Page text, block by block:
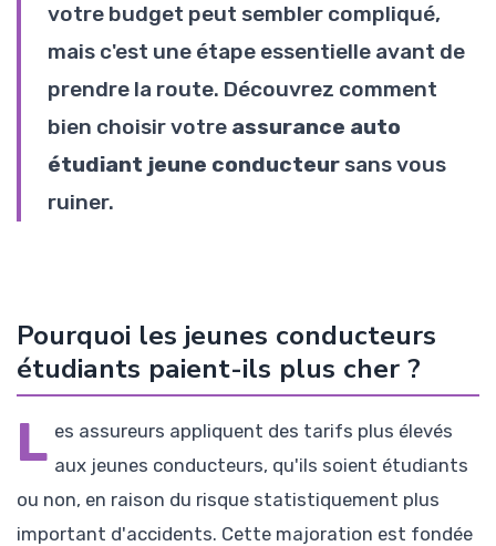
votre budget peut sembler compliqué,
mais c'est une étape essentielle avant de
prendre la route. Découvrez comment
bien choisir votre assurance auto
étudiant jeune conducteur sans vous
ruiner.
Pourquoi les jeunes conducteurs
étudiants paient-ils plus cher ?
L es assureurs appliquent des tarifs plus élevés
aux jeunes conducteurs, qu'ils soient étudiants
ou non, en raison du risque statistiquement plus
important d'accidents. Cette majoration est fondée